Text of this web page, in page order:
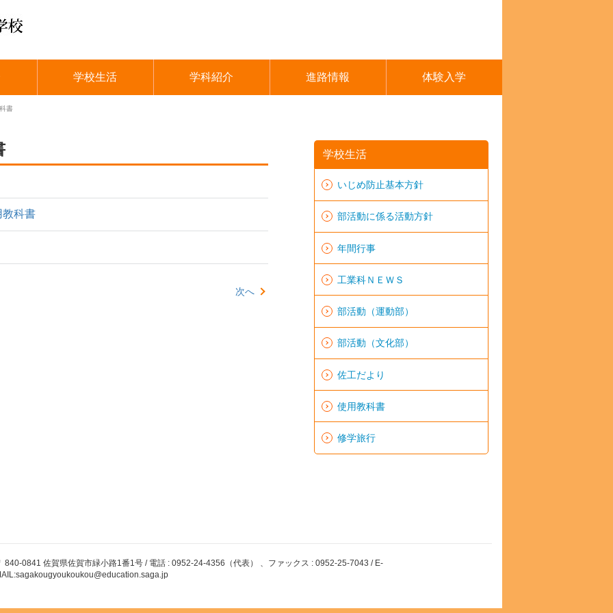
学校生活 学科紹介 進路情報 体験入学
書
教科書
次へ
学校生活
いじめ防止基本方針
部活動に係る活動方針
年間行事
工業科ＮＥＷＳ
部活動（運動部）
部活動（文化部）
佐工だより
使用教科書
修学旅行
840-0841 佐賀県佐賀市緑小路1番1号 / 電話 : 0952-24-4356（代表） 、ファックス : 0952-25-7043 / E-